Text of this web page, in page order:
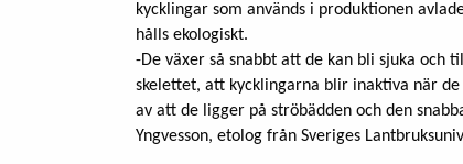
kycklingar som används i produktionen
hålls ekologiskt.
-De växer så snabbt att de kan bli sjuka och
skelettet, att kycklingarna blir inaktiva när
av att de ligger på ströbädden och den
Yngvesson, etolog från Sveriges